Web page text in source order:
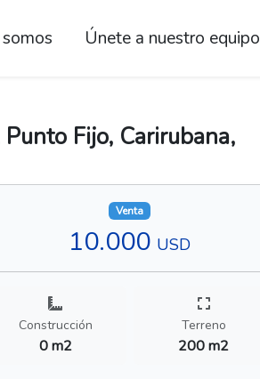
Únete a nuestro equipo
Fijo, Carirubana,
Venta
10.000 USD
Construcción
0 m2
Terreno
200 m2